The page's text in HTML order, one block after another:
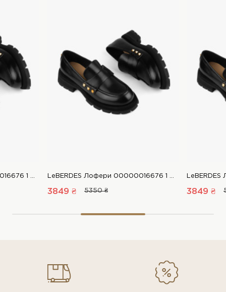
LeBERDES Лофери 00000016676 1 Магазин взуття “Favorite Shoes” LeBERDES Лофери 00000016676 1 Магазин взуття “Favorite Shoes”
3849 ₴ 5350 ₴ 3849 ₴